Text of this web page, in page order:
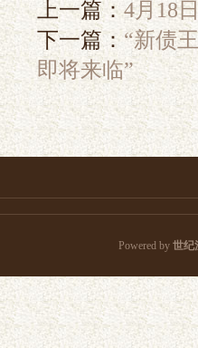
上一篇：4月18
下一篇： “新债
即将来临”
Powered by 世纪